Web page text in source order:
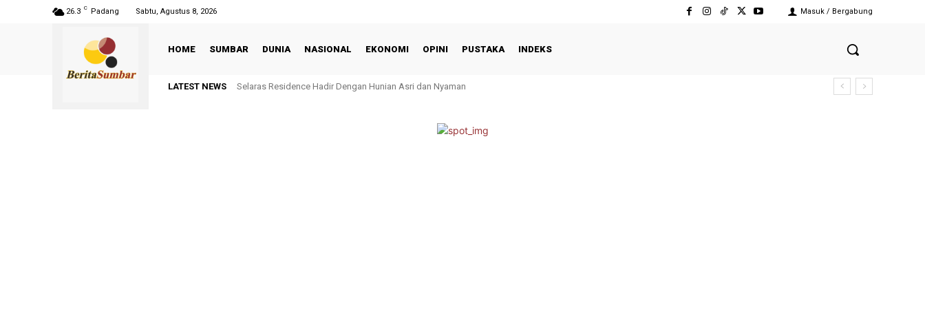
26.3 C Padang Sabtu, Agustus 8, 2026 Masuk / Bergabung
HOME SUMBAR DUNIA NASIONAL EKONOMI OPINI PUSTAKA INDEKS
LATEST NEWS Selaras Residence Hadir Dengan Hunian Asri dan Nyaman